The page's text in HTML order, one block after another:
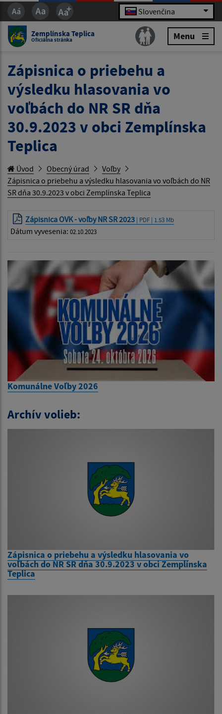
Slovenčina
Zemplínska Teplica
Oficiálna stránka Menu
Zápisnica o priebehu a
výsledku hlasovania vo
voľbách do NR SR dňa
30.9.2023 v obci Zemplínska
Teplica
Úvod Obecný úrad
Voľby
Zápisnica o priebehu a výsledku hlasovania vo voľbách do NR
SR dňa 30.9.2023 v obci Zemplínska Teplica
Zápisnica OVK - voľby NR SR 2023 | PDF | 1.53 Mb
Dátum vyvesenia: 02.10.2023
Komunálne Voľby 2026
Archív volieb:
Zápisnica o priebehu a výsledku hlasovania vo
voľbách do NR SR dňa 30.9.2023 v obci Zemplínska
Teplica